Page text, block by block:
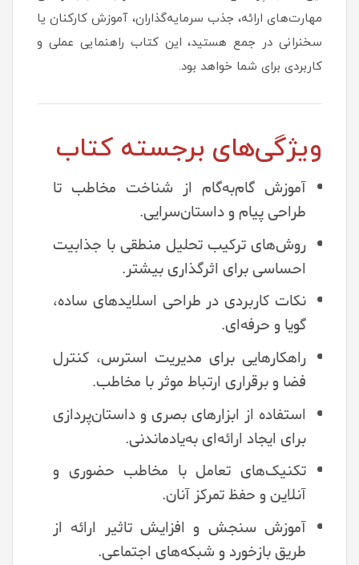
مهارت‌های ارائه، جذب سرمایه‌گذاران، آموزش کارکنان یا
سخنرانی در جمع هستید، این کتاب راهنمایی عملی و
کاربردی برای شما خواهد بود.
ویژگی‌های برجسته کتاب
آموزش گام‌به‌گام از شناخت مخاطب تا
طراحی پیام و داستان‌سرایی.
روش‌های ترکیب تحلیل منطقی با جذابیت
احساسی برای اثرگذاری بیشتر.
نکات کاربردی در طراحی اسلایدهای ساده،
گویا و حرفه‌ای.
راهکارهایی برای مدیریت استرس، کنترل
فضا و برقراری ارتباط موثر با مخاطب.
استفاده از ابزارهای بصری و داستان‌پردازی
برای ایجاد ارائه‌ای به‌یادماندنی.
تکنیک‌های تعامل با مخاطب حضوری و
آنلاین و حفظ تمرکز آنان.
آموزش سنجش و افزایش تاثیر ارائه از
طریق بازخورد و شبکه‌های اجتماعی.